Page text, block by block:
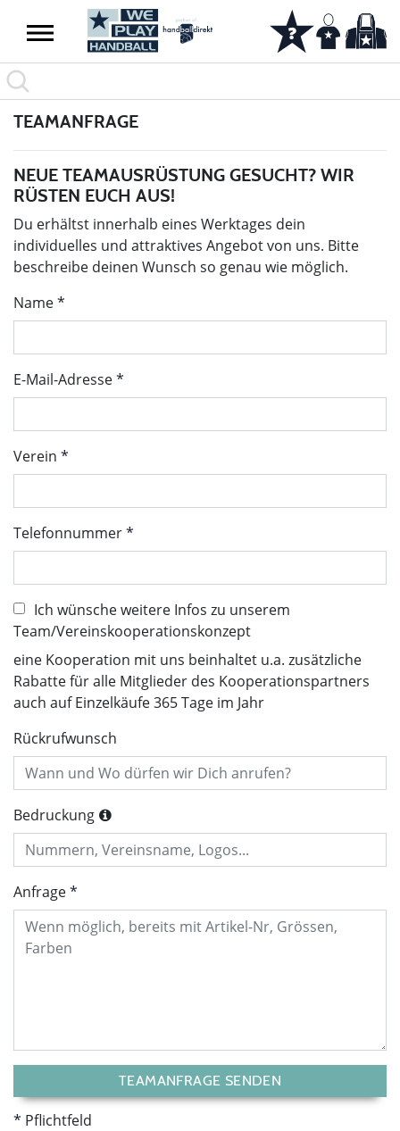
TEAMANFRAGE
NEUE TEAMAUSRÜSTUNG GESUCHT? WIR
RÜSTEN EUCH AUS!
Du erhältst innerhalb eines Werktages dein
individuelles und attraktives Angebot von uns. Bitte
beschreibe deinen Wunsch so genau wie möglich.
Name
E-Mail-Adresse
Verein
Telefonnummer
Ich wünsche weitere Infos zu unserem
Team/Vereinskooperationskonzept
eine Kooperation mit uns beinhaltet u.a. zusätzliche
Rabatte für alle Mitglieder des Kooperationspartners
auch auf Einzelkäufe 365 Tage im Jahr
Rückrufwunsch
Bedruckung
Anfrage
TEAMANFRAGE SENDEN
Pflichtfeld